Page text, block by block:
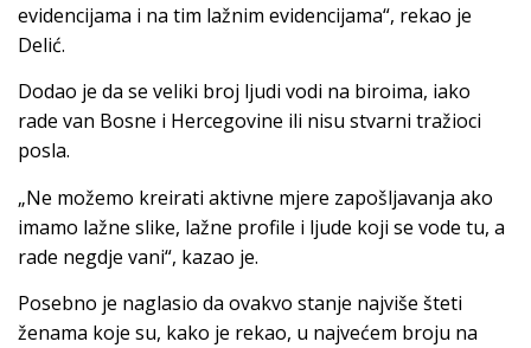
evidencijama i na tim lažnim evidencijama“, rekao je
Delić.
Dodao je da se veliki broj ljudi vodi na biroima, iako
rade van Bosne i Hercegovine ili nisu stvarni tražioci
posla.
„Ne možemo kreirati aktivne mjere zapošljavanja ako
imamo lažne slike, lažne profile i ljude koji se vode tu, a
rade negdje vani“, kazao je.
Posebno je naglasio da ovakvo stanje najviše šteti
ženama koje su, kako je rekao, u najvećem broju na